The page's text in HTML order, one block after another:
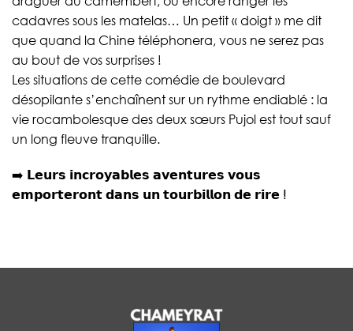
cadavres sous les matelas… Un petit « doigt » me dit
que quand la Chine téléphonera, vous ne serez pas
au bout de vos surprises !
Les situations de cette comédie de boulevard
désopilante s’enchaînent sur un rythme endiablé : la
vie rocambolesque des deux sœurs Pujol est tout sauf
un long fleuve tranquille.
➡️ 𝗟𝗲𝘂𝗿𝘀 𝗶𝗻𝗰𝗿𝗼𝘆𝗮𝗯𝗹𝗲𝘀 𝗮𝘃𝗲𝗻𝘁𝘂𝗿𝗲𝘀 𝘃𝗼𝘂𝘀
𝗲𝗺𝗽𝗼𝗿𝘁𝗲𝗿𝗼𝗻𝘁 𝗱𝗮𝗻𝘀 𝘂𝗻 𝘁𝗼𝘂𝗿𝗯𝗶𝗹𝗹𝗼𝗻 𝗱𝗲 𝗿𝗶𝗿𝗲 ⵑ